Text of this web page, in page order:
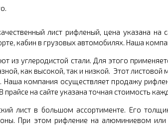
лист рифленый, цена указана
кабин в грузовых автомобилях. Наша
из углеродистой стали. Для этого
как высокой, так и низкой. Этот листовой
Наша компания осуществляет продажу
прайсе на сайте указана точная стоимость
лист в большом ассортименте. Его
При этом рифление на алюминиевом